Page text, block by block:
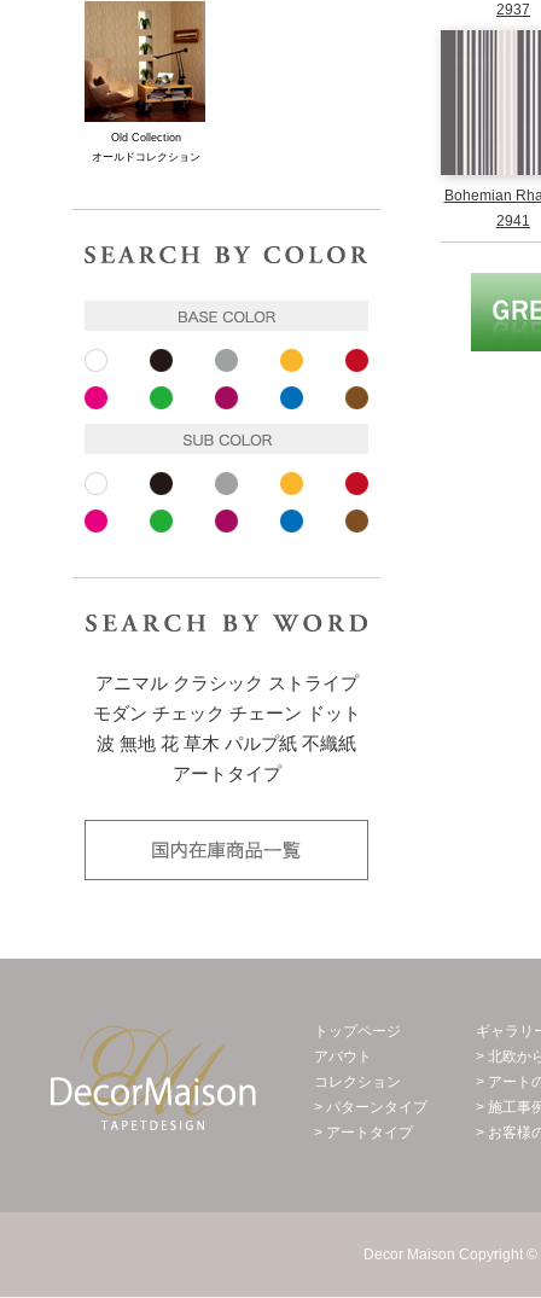
2937
Bohemian
2941
Old Collection
オールドコレクション
ホワイト ブラック グレー イエロー
ピンク ピンク パープル ブルー
ホワイト ブラック グレー イエロー
ピンク ピンク パープル ブルー
アニマル クラシック ストライプ
モダン チェック チェーン
ドット
波 無地 花 草木 パルプ紙 不織紙
アートタイプ
Decor Maison 輸入壁紙・北欧スウェー
トップページ
アバウト
コレクション
> パターンタイプ
> アートタイプ
ギャラリ
> 北欧か
> アート
> 施工事
> お客様
Decor Maison Copyright